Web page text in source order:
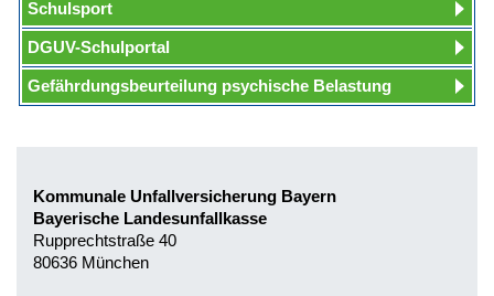
Schulsport
DGUV-Schulportal
Gefährdungsbeurteilung psychische Belastung
Kommunale Unfallversicherung Bayern
Bayerische Landesunfallkasse
Rupprechtstraße 40
80636 München